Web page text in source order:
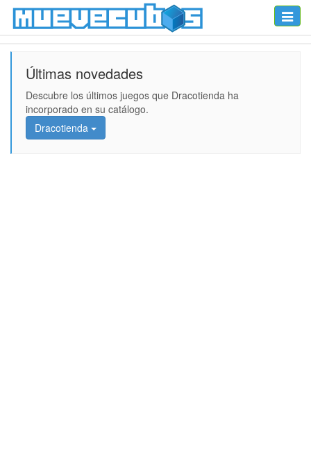
Toggle
Últimas novedades
Descubre los últimos juegos que Dracotienda ha
incorporado en su catálogo.
Dracotienda